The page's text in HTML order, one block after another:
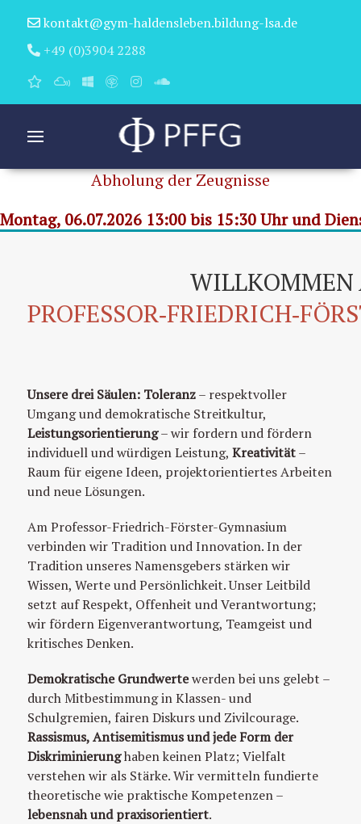
kontakt@gym-haldensleben.bildung-lsa.de
+49 (0)3904 2288
Abholung der Zeugnisse
Montag, 06.07.2026 13:00 bis 15:30 Uhr und
WILLKOMMEN
Unsere drei Säulen: Toleranz– respektvoller
Umgang und demokratische Streitkultur,
Leistungsorientierung– wir fordern und fördern
individuell und würdigen Leistung, Kreativität–
Raum für eigene Ideen, projektorientiertes Arbeiten
und neue Lösungen.
Am Professor-Friedrich-Förster-Gymnasium
verbinden wir Tradition und Innovation. In der
Tradition unseres Namensgebers stärken wir
Wissen, Werte und Persönlichkeit. Unser Leitbild
setzt auf Respekt, Offenheit und Verantwortung;
wir fördern Eigenverantwortung, Teamgeist und
kritisches Denken.
Demokratische Grundwertewerden bei uns gelebt –
durch Mitbestimmung in Klassen- und
Schulgremien, fairen Diskurs und Zivilcourage.
Rassismus, Antisemitismus und jede Form der
Diskriminierunghaben keinen Platz; Vielfalt
verstehen wir als Stärke. Wir vermitteln fundierte
theoretische wie praktische Kompetenzen –
lebensnah und praxisorientiert.